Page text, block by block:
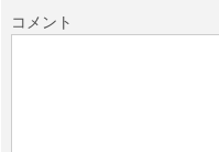
コメント